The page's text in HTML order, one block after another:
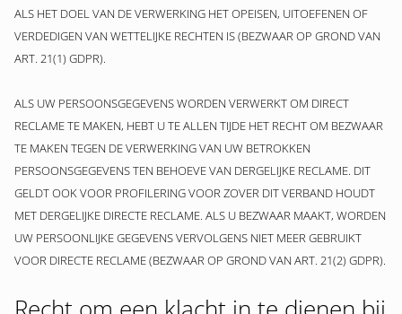
ALS HET DOEL VAN DE VERWERKING HET OPEISEN, UITOEFENEN OF
VERDEDIGEN VAN WETTELIJKE RECHTEN IS (BEZWAAR OP GROND VAN
ART. 21(1) GDPR).
ALS UW PERSOONSGEGEVENS WORDEN VERWERKT OM DIRECT
RECLAME TE MAKEN, HEBT U TE ALLEN TIJDE HET RECHT OM BEZWAAR
TE MAKEN TEGEN DE VERWERKING VAN UW BETROKKEN
PERSOONSGEGEVENS TEN BEHOEVE VAN DERGELIJKE RECLAME. DIT
GELDT OOK VOOR PROFILERING VOOR ZOVER DIT VERBAND HOUDT
MET DERGELIJKE DIRECTE RECLAME. ALS U BEZWAAR MAAKT, WORDEN
UW PERSOONLIJKE GEGEVENS VERVOLGENS NIET MEER GEBRUIKT
VOOR DIRECTE RECLAME (BEZWAAR OP GROND VAN ART. 21(2) GDPR).